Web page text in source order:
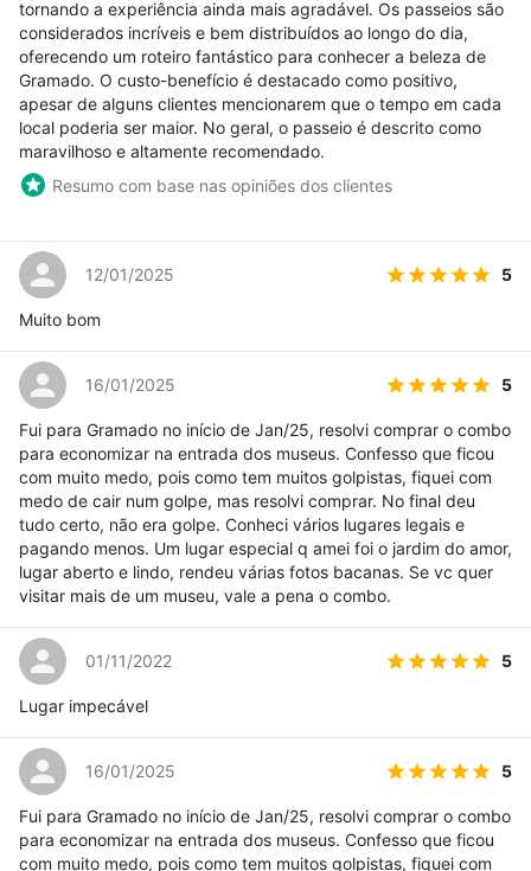
tornando a experiência ainda mais agradável. Os passeios são
considerados incríveis e bem distribuídos ao longo do dia,
oferecendo um roteiro fantástico para conhecer a beleza de
Gramado. O custo-benefício é destacado como positivo,
apesar de alguns clientes mencionarem que o tempo em cada
local poderia ser maior. No geral, o passeio é descrito como
maravilhoso e altamente recomendado.
Resumo com base nas opiniões dos clientes
12/01/2025 5
Muito bom
16/01/2025 5
Fui para Gramado no início de Jan/25, resolvi comprar o combo
para economizar na entrada dos museus. Confesso que ficou
com muito medo, pois como tem muitos golpistas, fiquei com
medo de cair num golpe, mas resolvi comprar. No final deu
tudo certo, não era golpe. Conheci vários lugares legais e
pagando menos. Um lugar especial q amei foi o jardim do amor,
lugar aberto e lindo, rendeu várias fotos bacanas. Se vc quer
visitar mais de um museu, vale a pena o combo.
01/11/2022 5
Lugar impecável
16/01/2025 5
Fui para Gramado no início de Jan/25, resolvi comprar o combo
para economizar na entrada dos museus. Confesso que ficou
com muito medo, pois como tem muitos golpistas, fiquei com